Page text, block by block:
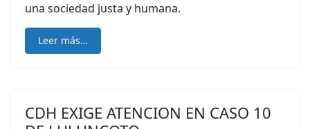
una sociedad justa y humana.
Leer más…
CDH EXIGE ATENCION EN CASO 10